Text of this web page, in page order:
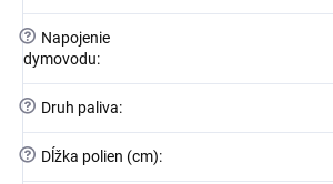
?
Napojenie
dymovodu:
? Druh paliva:
? Dĺžka polien (cm):